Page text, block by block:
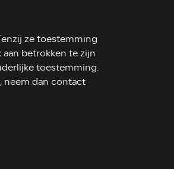
ze toestemming
betrokken te zijn
toestemming.
neem dan contact